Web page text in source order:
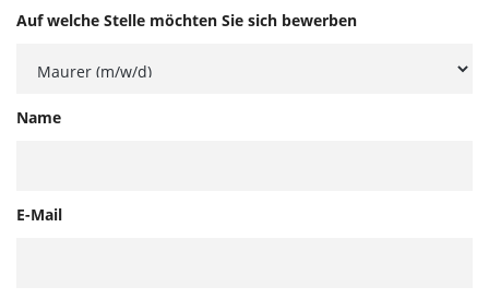
Auf welche Stelle möchten Sie sich bewerben
Name
E-Mail